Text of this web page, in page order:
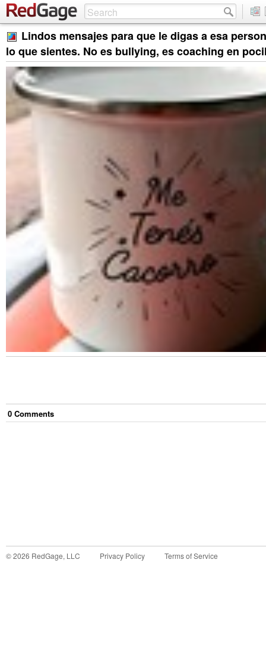
Lindos mensajes para que le digas a esa
lo que sientes. No es bullying, es coaching en
0 Comments
©2026 RedGage, LLC Privacy Policy Terms of Service